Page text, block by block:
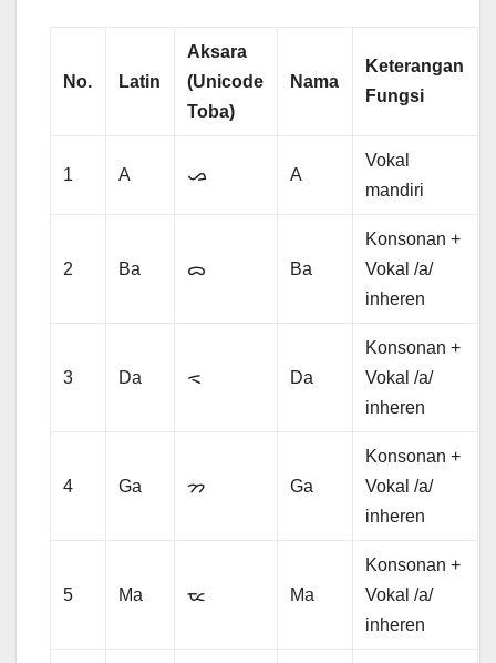
No. Latin
Aksara
(Unicode
Toba)
Nama
Keterangan
Fungsi
1 A ᯀ A
Vokal
mandiri
2 Ba ᯅ Ba
Konsonan +
Vokal /a/
inheren
3 Da ᯑ Da
Konsonan +
Vokal /a/
inheren
4 Ga ᯂ Ga
Konsonan +
Vokal /a/
inheren
5 Ma ᯔ Ma
Konsonan +
Vokal /a/
inheren